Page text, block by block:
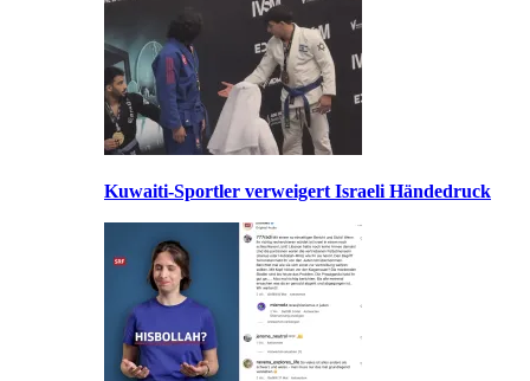
Kuwaiti-Sportler verweigert Israeli Händedruck